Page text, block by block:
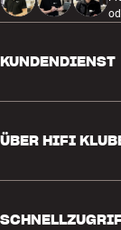
KUNDENDIENST
Rückgabe und
Bestellung
ÜBER HIFI